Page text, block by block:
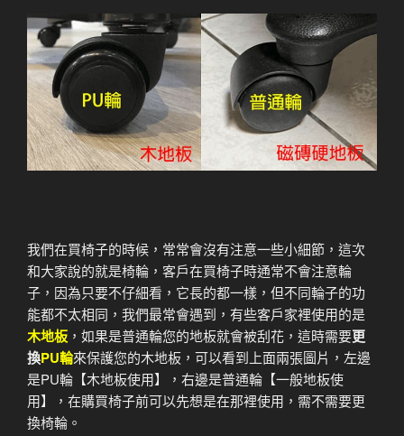
我們在買椅子的時候，常常會沒有注意一些小細節，這次
和大家說的就是椅輪，客戶在買椅子時通常不會注意輪
子，因為只要不仔細看，它長的都一樣，但不同輪子的功
能都不太相同，我們最常會遇到，有些客戶家裡使用的是
木地板 ，如果是普通輪您的地板就會被刮花，這時需要更
換PU輪來保護您的木地板，可以看到上面兩張圖片，左邊
是PU輪【木地板使用】，右邊是普通輪【一般地板使
用】，在購買椅子前可以先想是在那裡使用，需不需要更
換椅輪。